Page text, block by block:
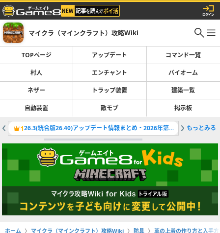
マイクラ（マインクラフト）攻略Wiki
TOPページ アップデート コマンド一覧
村人 エンチャント バイオーム
ネザー トラップ装置 建築一覧
自動装置 敵モブ 掲示板
1 26.3(統合版26.40)アップデート情報まとめ・2026年第3弾アプデ 2最新ア
もっとみる
ホーム マイクラ（マインクラフト）攻略Wiki 防具 革の上着の作り方と入手